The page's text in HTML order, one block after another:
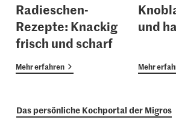
Radieschen-
Rezepte: Knackig
frisch und scharf
Mehr erfahren
und
Mehr
Das persönliche Kochportal der Migros